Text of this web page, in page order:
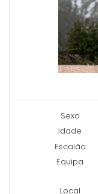
Sexo
Idade
Escalão
Equipa
Local